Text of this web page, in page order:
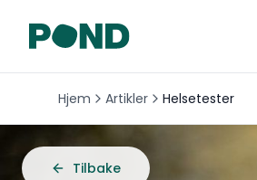
Hjem Artikler Helsetester
Tilbake